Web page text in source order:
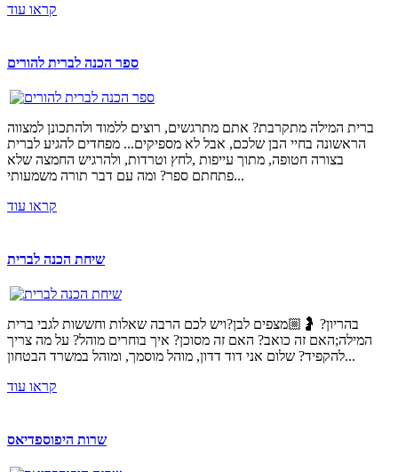
קראו עוד
ספר הכנה לברית להורים
ברית המילה מתקרבת? אתם מתרגשים, רוצים ללמוד ולהתכונן למצווה
הראשונה בחיי הבן שלכם, אבל לא מספיקים... מפחדים להגיע לברית
בצורה חטופה, מתוך עייפות ,לחץ וטרדות, ולהרגיש החמצה שלא
פתחתם ספר? ומה עם דבר תורה משמעותי...
קראו עוד
שיחת הכנה לברית
בהריון? 🤰🏼מצפים לבן?ויש לכם הרבה שאלות וחששות לגבי ברית
המילה;האם זה כואב? האם זה מסוכן? איך בוחרים מוהל? על מה צריך
להקפיד? שלום אני דוד דדון, מוהל מוסמך, ומוהל במשרד הבטחון...
קראו עוד
שרות היפוספדיאס